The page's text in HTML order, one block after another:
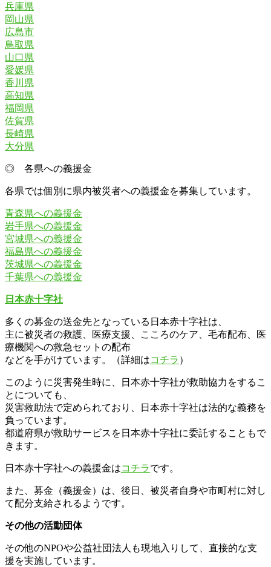
兵庫県
岡山県
広島市
鳥取県
山口県
愛媛県
香川県
高知県
福岡県
佐賀県
長崎県
大分県
◎ 各県への義援金
各県では個別に県内被災者への義援金を募集しています。
青森県への義援金
岩手県への義援金
宮城県への義援金
福島県への義援金
茨城県への義援金
千葉県への義援金
日本赤十字社
多くの募金の送金先となっている日本赤十字社は、
主に被災者の救護、医療支援、こころのケア、毛布配布、医
療機関への救急セットの配布
などを手がけています。（詳細はコチラ ）
このように災害発生時に、日本赤十字社が救助協力をするこ
とについても、
災害救助法で定められており、日本赤十字社は法的な義務を
負っています。
都道府県が救助サービスを日本赤十字社に委託することもで
きます。
日本赤十字社への義援金はコチラです。
また、募金（義援金）は、後日、被災者自身や市町村に対し
て配分支給されるようです。
その他の活動団体
その他のNPOや公益社団法人も現地入りして、直接的な支
援を実施しています。